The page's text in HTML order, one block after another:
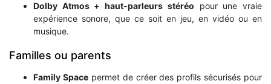
Dolby Atmos + haut-parleurs stéréo pour une vraie
expérience sonore, que ce soit en jeu, en vidéo ou en
musique.
Familles ou parents
Family Spacepermet de créer des profils sécurisés pour